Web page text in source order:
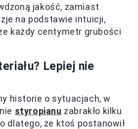
jakość, zamiast
na podstawie intuicji,
każdy centymetr grubości
Lepiej nie
historie o sytuacjach, w
styropianu zabrakło kilku
dlatego, że ktoś postanowił